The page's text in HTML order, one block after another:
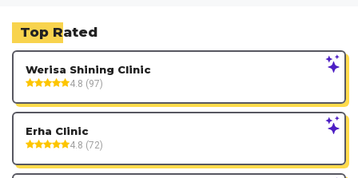
Top Rated
Werisa Shining Clinic
4.8 (97)
Erha Clinic
4.8 (72)